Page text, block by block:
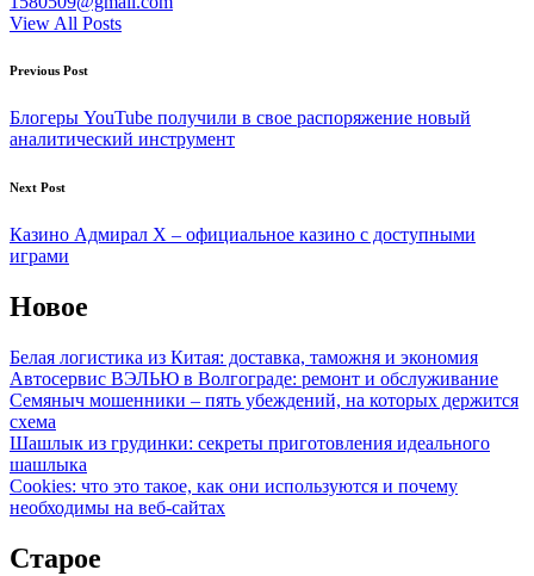
View All Posts
Post
navigation
Previous Post
Блогеры YouTube получили в свое распоряжение новый
аналитический инструмент
Next Post
Казино Адмирал Х – официальное казино с доступными
играми
Новое
Белая логистика из Китая: доставка, таможня и экономия
Автосервис ВЭЛЬЮ в Волгограде: ремонт и обслуживание
Семяныч мошенники – пять убеждений, на которых держится
схема
Шашлык из грудинки: секреты приготовления идеального
шашлыка
Cookies: что это такое, как они используются и почему
необходимы на веб-сайтах
Старое